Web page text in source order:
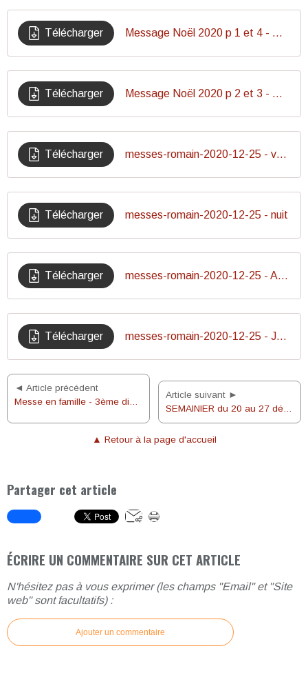
Télécharger Message Noël 2020 p 1 et 4 - Migrants
Télécharger Message Noël 2020 p 2 et 3 - Migrants
Télécharger messes-romain-2020-12-25 - veille
Télécharger messes-romain-2020-12-25 - nuit
Télécharger messes-romain-2020-12-25 - Aurore
Télécharger messes-romain-2020-12-25 - Jour
◄ Article précédent
Messe en famille - 3ème dimanche de l'Avent 2020
Article suivant ►
SEMAINIER du 20 au 27 décembre 2020
▲ Retour à la page d'accueil
Partager cet article
ÉCRIRE UN COMMENTAIRE SUR CET ARTICLE
N'hésitez pas à vous exprimer (les champs "Email" et "Site
web" sont facultatifs) :
Ajouter un commentaire